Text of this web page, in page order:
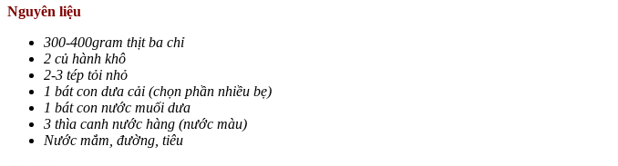
Nguyên liệu
300-400gram thịt ba chỉ
2 củ hành khô
2-3 tép tỏi nhỏ
1 bát con dưa cải (chọn phần nhiều bẹ)
1 bát con nước muối dưa
3 thìa canh nước hàng (nước màu)
Nước mắm, đường, tiêu